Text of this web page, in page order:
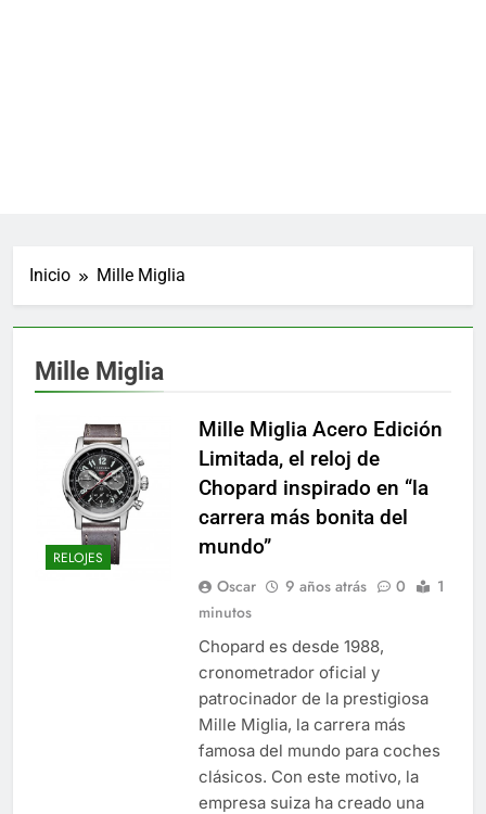
Inicio Mille Miglia
Mille Miglia
RELOJES
Mille Miglia Acero Edición
Limitada, el reloj de
Chopard inspirado en “la
carrera más bonita del
mundo”
Oscar 9 años atrás 0
1
minutos
Chopard es desde 1988,
cronometrador oficial y
patrocinador de la prestigiosa
Mille Miglia, la carrera más
famosa del mundo para coches
clásicos. Con este motivo, la
empresa suiza ha creado una